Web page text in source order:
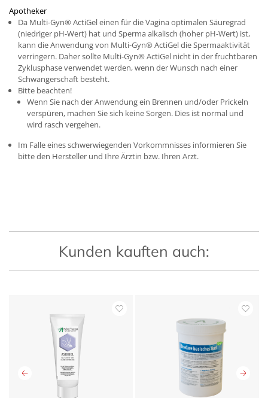
Apotheker
Da Multi-Gyn®ActiGel einen für die Vagina optimalen Säuregrad
(niedriger pH-Wert) hat und Sperma alkalisch (hoher pH-Wert) ist,
kann die Anwendung von Multi-Gyn®ActiGel die Spermaaktivität
verringern. Daher sollte Multi-Gyn®ActiGel nicht in der fruchtbaren
Zyklusphase verwendet werden, wenn der Wunsch nach einer
Schwangerschaft besteht.
Bitte beachten!
Wenn Sie nach der Anwendung ein Brennen und/oder Prickeln
verspüren, machen Sie sich keine Sorgen. Dies ist normal und
wird rasch vergehen.
Im Falle eines schwerwiegenden Vorkommnisses informieren Sie
bitte den Hersteller und Ihre Ärztin bzw. Ihren Arzt.
Kunden kauften auch: